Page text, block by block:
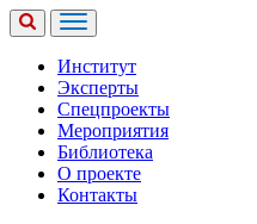
Институт
Эксперты
Спецпроекты
Мероприятия
Библиотека
О проекте
Контакты